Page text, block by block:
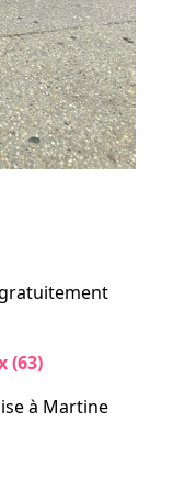
savoir
la
(63)
à Martine